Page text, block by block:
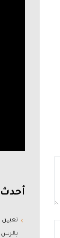
أحدث
تعيين
بالرس